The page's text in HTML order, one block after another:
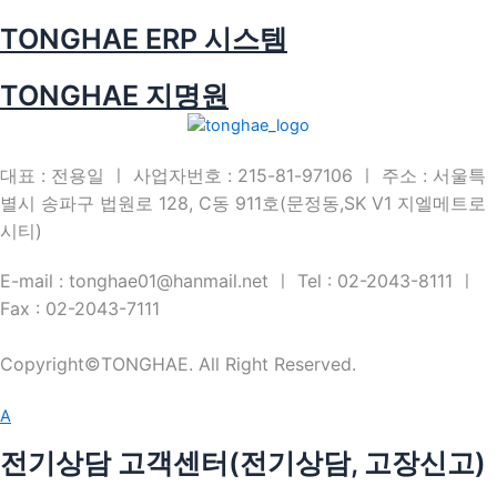
TONGHAE ERP 시스템
TONGHAE 지명원
대표 : 전용일 ㅣ 사업자번호 : 215-81-97106 ㅣ 주소 : 서울특
별시 송파구 법원로 128, C동 911호(문정동,SK V1 지엘메트로
시티)
E-mail : tonghae01@hanmail.net ㅣ Tel : 02-2043-8111 ㅣ
Fax : 02-2043-7111
Copyright©TONGHAE. All Right Reserved.
A
전기상담 고객센터(전기상담, 고장신고)